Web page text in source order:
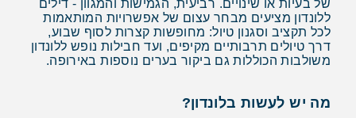
של בעיות או שינויים. רביעית, הגמישות והמגוון - דילים
ללונדון מציעים מבחר עצום של אפשרויות המותאמות
לכל תקציב וסגנון טיול: מחופשות קצרות לסוף שבוע,
דרך טיולים תרבותיים מקיפים, ועד חבילות נופש ללונדון
משולבות הכוללות גם ביקור בערים נוספות באירופה.
מה יש לעשות בלונדון?